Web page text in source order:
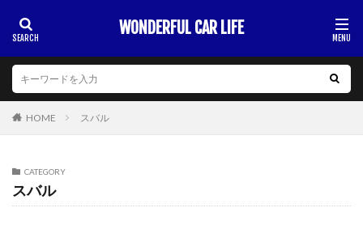
WONDERFUL CAR LIFE
HOME スバル
CATEGORY
スバル